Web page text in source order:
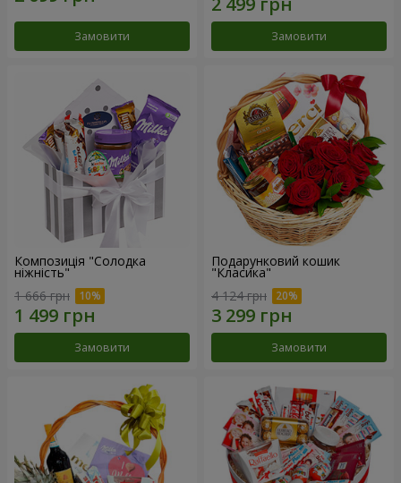
Замовити Замовити
Композиція "Солодка
ніжність"
1 666 грн
Замовити
Подарунковий кошик
"Класика"
4 124 грн
Замовити